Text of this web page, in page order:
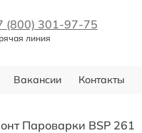
(800) 301-97-75
линия
Вакансии Контакты
Пароварки BSP 261